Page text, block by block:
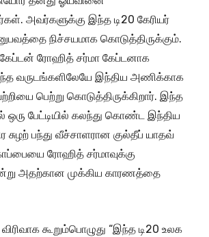
அவர்களுக்கு இந்த டி20 கேரியர்
நிச்சயமாக கொடுத்திருக்கும்.
கேப்டன் ரோஹித் சர்மா கேப்டனாக
வருடங்களிலேயே இந்திய அணிக்காக
பெற்று கொடுத்திருக்கிறார். இந்த
ஒரு பேட்டியில் கலந்து கொண்ட இந்திய
சுழற் பந்து வீச்சாளரான குல்தீப் யாதவ்
ரோஹித் சர்மாவுக்கு
அதற்கான முக்கிய காரணத்தை
கூறும்பொழுது “இந்த டி20 உலக